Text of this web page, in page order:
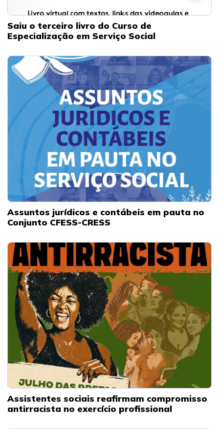
Saiu o terceiro livro do Curso de
Especialização em Serviço Social
Assuntos jurídicos e contábeis em pauta no
Conjunto CFESS-CRESS
Assistentes sociais reafirmam compromisso
antirracista no exercício profissional